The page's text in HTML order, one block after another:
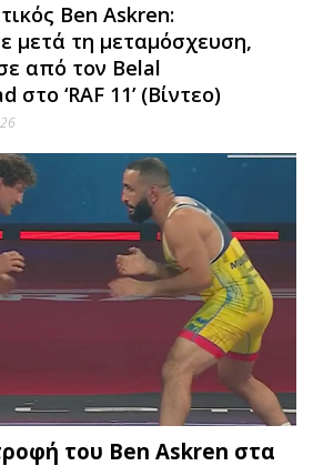
Ben Askren:
μετά τη μεταμόσχευση,
από τον Belal
στο ‘RAF 11’ (Βίντεο)
του Ben Askren στα